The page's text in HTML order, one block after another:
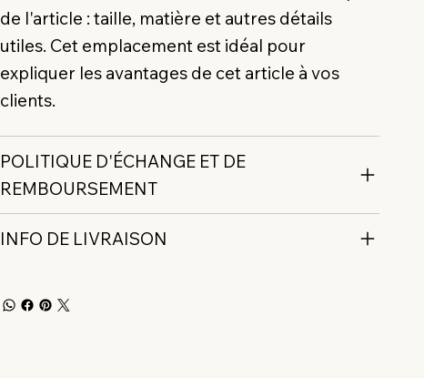
de l'article : taille, matière et autres détails
utiles. Cet emplacement est idéal pour
expliquer les avantages de cet article à vos
clients.
POLITIQUE D'ÉCHANGE ET DE
REMBOURSEMENT
INFO DE LIVRAISON